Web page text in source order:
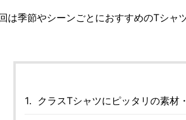
は季節やシーンごとにおすすめのTシャ
クラスTシャツにピッタリの素材